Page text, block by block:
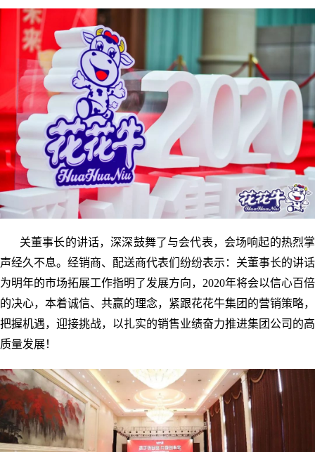
关董事长的讲话，深深鼓舞了与会代表，会场响起的热烈掌
声经久不息。经销商、配送商代表们纷纷表示：关董事长的讲话
为明年的市场拓展工作指明了发展方向，2020年将会以信心百倍
的决心，本着诚信、共赢的理念，紧跟花花牛集团的营销策略，
把握机遇，迎接挑战，以扎实的销售业绩奋力推进集团公司的高
质量发展！